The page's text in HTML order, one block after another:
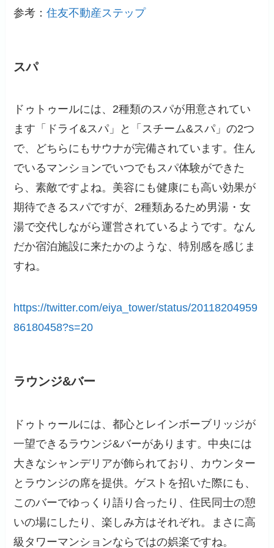
参考：住友不動産ステップ
スパ
ドゥトゥールには、2種類のスパが用意されてい
ます「ドライ&スパ」と「スチーム&スパ」の2つ
で、どちらにもサウナが完備されています。住ん
でいるマンションでいつでもスパ体験ができた
ら、素敵ですよね。美容にも健康にも高い効果が
期待できるスパですが、2種類あるため男湯・女
湯で交代しながら運営されているようです。なん
だか宿泊施設に来たかのような、特別感を感じま
すね。
https://twitter.com/eiya_tower/status/20118204959
86180458?s=20
ラウンジ&バー
ドゥトゥールには、都心とレインボーブリッジが
一望できるラウンジ&バーがあります。中央には
大きなシャンデリアが飾られており、カウンター
とラウンジの席を提供。ゲストを招いた際にも、
このバーでゆっくり語り合ったり、住民同士の憩
いの場にしたり、楽しみ方はそれぞれ。まさに高
級タワーマンションならではの娯楽ですね。